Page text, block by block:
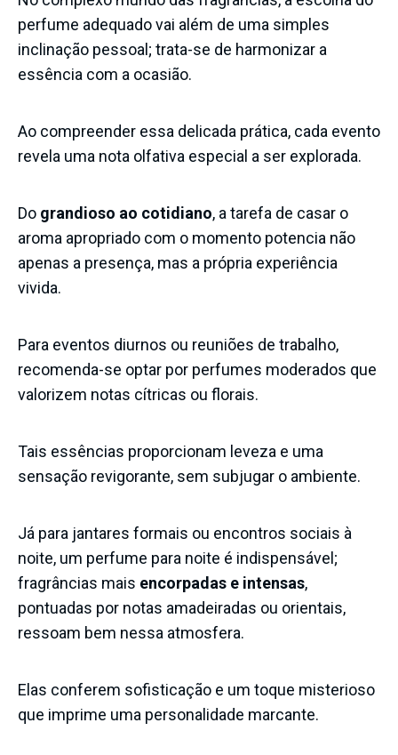
perfume adequado vai além de uma simples
inclinação pessoal; trata-se de harmonizar a
essência com a ocasião.
Ao compreender essa delicada prática, cada evento
revela uma nota olfativa especial a ser explorada.
Do grandioso ao cotidiano, a tarefa de casar o
aroma apropriado com o momento potencia não
apenas a presença, mas a própria experiência
vivida.
Para eventos diurnos ou reuniões de trabalho,
recomenda-se optar por perfumes moderados que
valorizem notas cítricas ou florais.
Tais essências proporcionam leveza e uma
sensação revigorante, sem subjugar o ambiente.
Já para jantares formais ou encontros sociais à
noite, um perfume para noite é indispensável;
fragrâncias mais encorpadas e intensas,
pontuadas por notas amadeiradas ou orientais,
ressoam bem nessa atmosfera.
Elas conferem sofisticação e um toque misterioso
que imprime uma personalidade marcante.